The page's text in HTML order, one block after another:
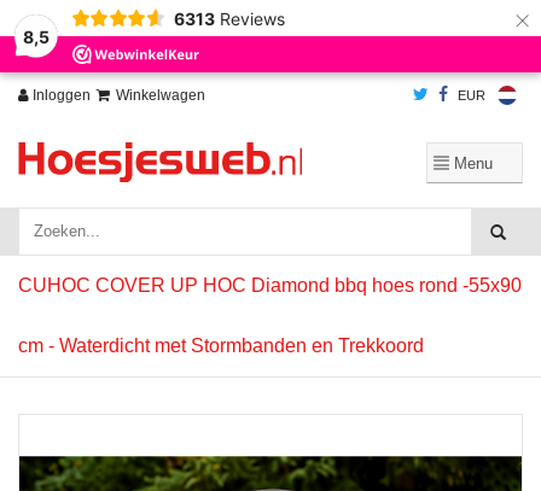
8,5
6313 Reviews ×
Inloggen Winkelwagen EUR
CUHOC COVER UP HOC Diamond bbq hoes rond -55x90
cm - Waterdicht met Stormbanden en Trekkoord
Wij slaan cookies op om onze website te verbeteren. Is dat akkoord?
Ja
Nee